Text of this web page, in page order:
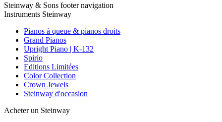
Steinway & Sons footer navigation
Instruments Steinway
Pianos à queue & pianos droits
Grand Pianos
Upright Piano | K-132
Spirio
Editions Limitées
Color Collection
Crown Jewels
Steinway d'occasion
Acheter un Steinway